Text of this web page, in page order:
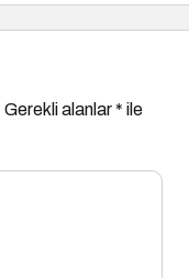
Gerekli alanlar* ile